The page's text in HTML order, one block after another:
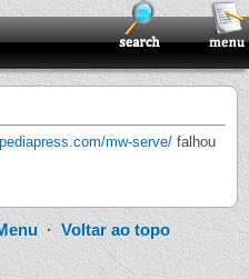
mw-serve/ falhou
· Voltar ao topo